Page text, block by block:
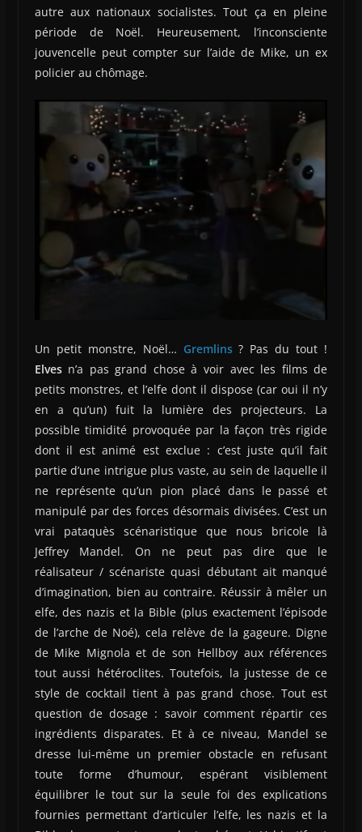
autre aux nationaux socialistes. Tout ça en pleine
période de Noël. Heureusement, l’inconsciente
jouvencelle peut compter sur l’aide de Mike, un ex
policier au chômage.
Un petit monstre, Noël… Gremlins? Pas du tout !
Elvesn’a pas grand chose à voir avec les films de
petits monstres, et l’elfe dont il dispose (car oui il n’y
en a qu’un) fuit la lumière des projecteurs. La
possible timidité provoquée par la façon très rigide
dont il est animé est exclue : c’est juste qu’il fait
partie d’une intrigue plus vaste, au sein de laquelle il
ne représente qu’un pion placé dans le passé et
manipulé par des forces désormais divisées. C’est un
vrai pataquès scénaristique que nous bricole là
Jeffrey Mandel. On ne peut pas dire que le
réalisateur / scénariste quasi débutant ait manqué
d’imagination, bien au contraire. Réussir à mêler un
elfe, des nazis et la Bible (plus exactement l’épisode
de l’arche de Noé), cela relève de la gageure. Digne
de Mike Mignola et de son Hellboy aux références
tout aussi hétéroclites. Toutefois, la justesse de ce
style de cocktail tient à pas grand chose. Tout est
question de dosage : savoir comment répartir ces
ingrédients disparates. Et à ce niveau, Mandel se
dresse lui-même un premier obstacle en refusant
toute forme d’humour, espérant visiblement
équilibrer le tout sur la seule foi des explications
fournies permettant d’articuler l’elfe, les nazis et la